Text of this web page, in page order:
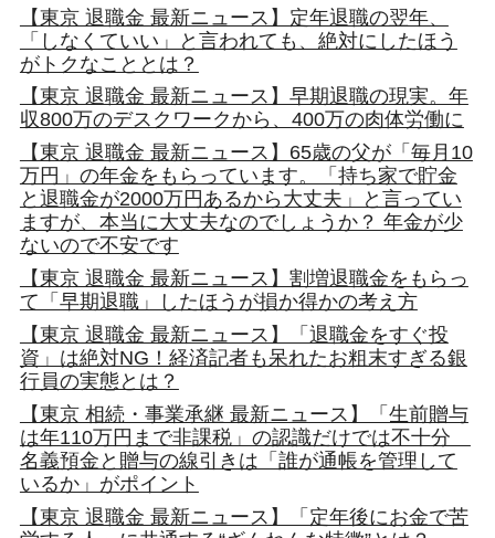
【東京 退職金 最新ニュース】定年退職の翌年、
「しなくていい」と言われても、絶対にしたほう
がトクなこととは？
【東京 退職金 最新ニュース】早期退職の現実。年
収800万のデスクワークから、400万の肉体労働に
【東京 退職金 最新ニュース】65歳の父が「毎月10
万円」の年金をもらっています。「持ち家で貯金
と退職金が2000万円あるから大丈夫」と言ってい
ますが、本当に大丈夫なのでしょうか？ 年金が少
ないので不安です
【東京 退職金 最新ニュース】割増退職金をもらっ
て「早期退職」したほうが損か得かの考え方
【東京 退職金 最新ニュース】「退職金をすぐ投
資」は絶対NG！経済記者も呆れたお粗末すぎる銀
行員の実態とは？
【東京 相続・事業承継 最新ニュース】「生前贈与
は年110万円まで非課税」の認識だけでは不十分
名義預金と贈与の線引きは「誰が通帳を管理して
いるか」がポイント
【東京 退職金 最新ニュース】「定年後にお金で苦